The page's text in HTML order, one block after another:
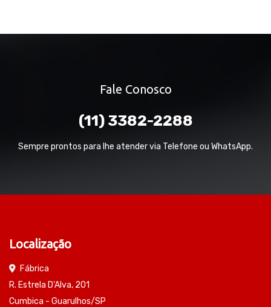
Fale Conosco
(11) 3382-2288
Sempre prontos para lhe atender via Telefone ou WhatsApp.
Localização
Fábrica
R. Estrela D'Alva, 201
Cumbica - Guarulhos/SP